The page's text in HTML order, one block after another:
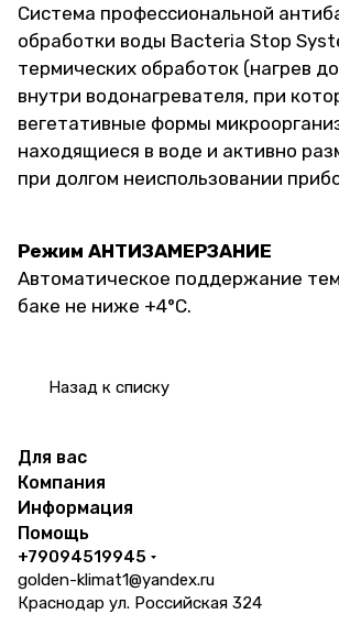
Система профессиональной
обработки воды Bacteria Stop
термических обработок (нагрев
внутри водонагревателя, при
вегетативные формы
находящиеся в воде и активно
при долгом неиспользовании
Режим АНТИЗАМЕРЗАНИЕ
Автоматическое поддержание
баке не ниже +4°С.
Назад к списку
Для вас
Компания
Информация
Помощь
+79094519945
golden-klimat1@yandex.ru
Краснодар ул. Российская 324